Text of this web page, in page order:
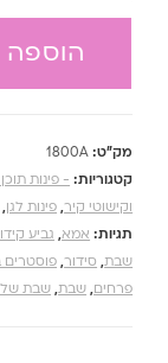
מק"ט: 1800A
קטגוריות: - פינות
וקישוטי קיר, פינות לגן,
תגיות: אמא, גביע
שבת, סידור, פוסטרים
פרחים, שבת,שבת